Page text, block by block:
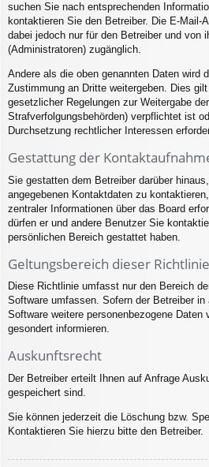
suchen Sie nach entsprechenden
kontaktieren Sie den Betreiber. Die E-Mail-
dabei jedoch nur für den Betreiber und von
(Administratoren) zugänglich.
Andere als die oben genannten Daten wird
Zustimmung an Dritte weitergeben. Dies
gesetzlicher Regelungen zur Weitergabe
Strafverfolgungsbehörden) verpflichtet ist
Durchsetzung rechtlicher Interessen
Gestattung der
Sie gestatten dem Betreiber darüber
angegebenen Kontaktdaten zu
zentraler Informationen über das Board
dürfen er und andere Benutzer Sie
persönlichen Bereich gestattet haben.
Geltungsbereich dieser Richtlinie
Diese Richtlinie umfasst nur den Bereich
Software umfassen. Sofern der Betreiber in
Software weitere personenbezogene Daten
gesondert informieren.
Auskunftsrecht
Der Betreiber erteilt Ihnen auf Anfrage
gespeichert sind.
Sie können jederzeit die Löschung bzw.
Kontaktieren Sie hierzu bitte den Betreiber.